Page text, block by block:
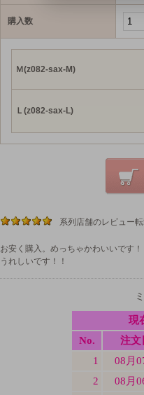
購入数
Ｍ(z082-sax-M)
Ｌ(z082-sax-L)
系列店舗のレビュー
お安く購入。めっちゃかわいいです！
うれしいです！！